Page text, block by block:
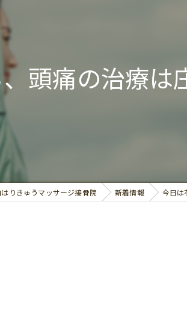
、O脚矯正
波治療、超短波治療
、不妊治療
頭痛の治療は
りきゅうマッサージ接骨院 新着情報 今日は